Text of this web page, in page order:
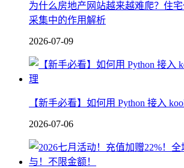
为什么房地产网站越来越难爬？住
采集中的作用解析
2026-07-09
【新手必看】如何用 Python 接入
2026-07-06